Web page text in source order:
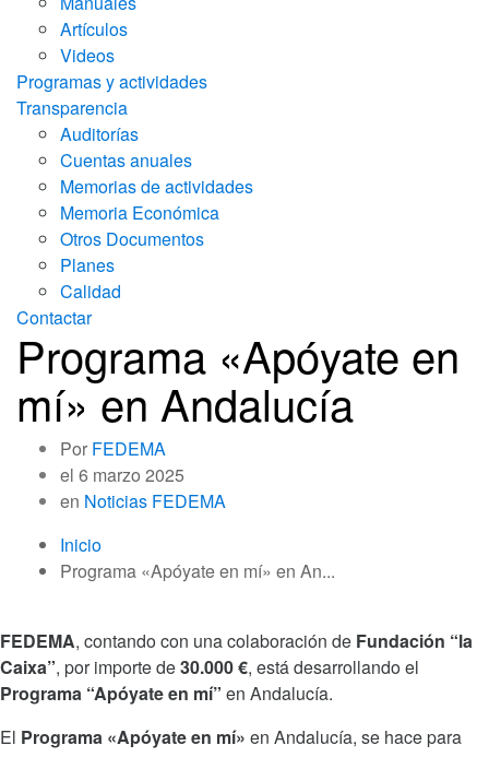
Artículos
Videos
Programas y actividades
Transparencia
Auditorías
Cuentas anuales
Memorias de actividades
Memoria Económica
Otros Documentos
Planes
Calidad
Contactar
Programa «Apóyate en
mí» en Andalucía
Por FEDEMA
el 6 marzo 2025
en Noticias FEDEMA
Inicio
Programa «Apóyate en mí» en An...
FEDEMA, contando con una colaboración de Fundación “la
Caixa”, por importe de30.000 €, está desarrollando el
Programa “Apóyate en mí” en Andalucía.
El Programa «Apóyate en mí» en Andalucía, se hace para